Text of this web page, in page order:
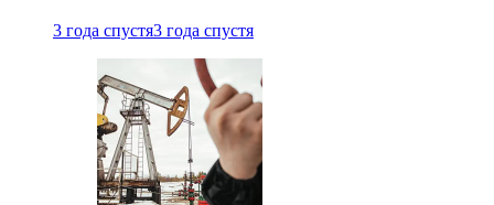
3 года спустя3 года спустя